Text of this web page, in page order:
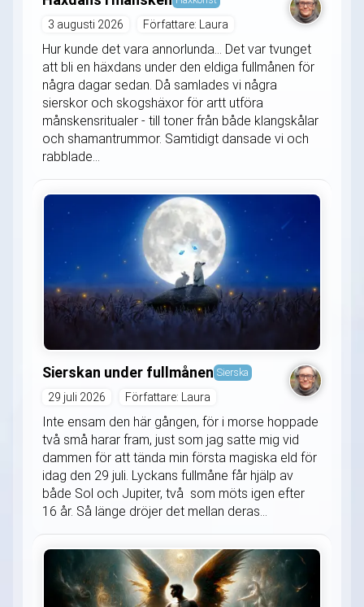
3 augusti 2026 Författare: Laura
Hur kunde det vara annorlunda... Det var tvunget
att bli en häxdans under den eldiga fullmånen för
några dagar sedan. Då samlades vi några
sierskor och skogshäxor för artt utföra
månskensritualer - till toner från både klangskålar
och shamantrummor. Samtidigt dansade vi och
rabblade...
Sierskan under fullmånen Sierska
29 juli 2026 Författare: Laura
Inte ensam den här gången, för i morse hoppade
två små harar fram, just som jag satte mig vid
dammen för att tända min första magiska eld för
idag den 29 juli. Lyckans fullmåne får hjälp av
både Sol och Jupiter, två som möts igen efter
16 år. Så länge dröjer det mellan deras...